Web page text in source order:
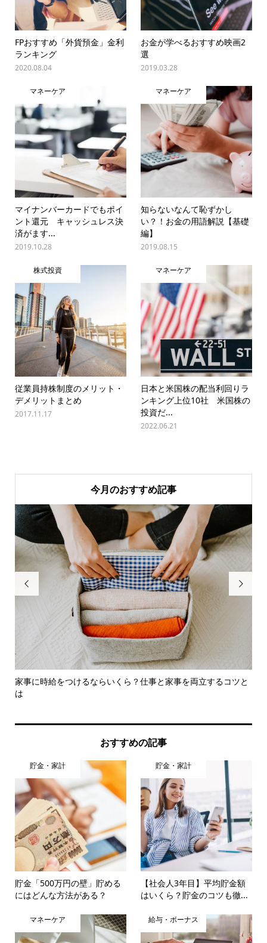
FPおすすめ「外貨預金」金利
ランキング
2020.08.04
お金が学べるおすすめ映画2
選
2019.03.28
マネーケア
マイナンバーカードでもポイ
ント還元 キャッシュレス決
済がます...
2019.10.28
マネーケア
知らないなんて恥ずかし
い？！お金の用語解説【基礎
編】
2019.08.15
株式投資
従業員持株制度のメリット・
デメリットまとめ
2017.11.17
マネーケア
日本と米国株の配当利回りラ
ンキング上位10社 米国株の
投資だ...
2022.06.21
今月のおすすめ記事

家事に時給をつけるならいくら？仕事と家事を両立するコツと
は

おすすめの記事
貯金・家計
貯金「500万円の壁」貯める
にはどんな方法がある？
貯金・家計
【社会人3年目】平均貯金額
はいくら？貯金のコツも徹...
マネーケア 給与・ボーナス